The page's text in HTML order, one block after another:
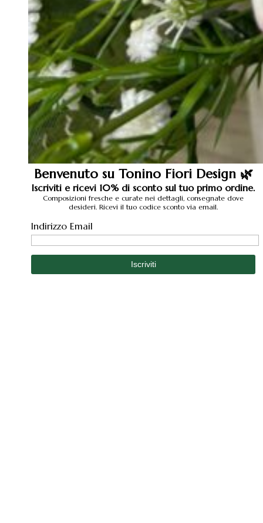
Benvenuto su Tonino Fiori Design 🌿
Iscriviti e ricevi 10% di sconto sul tuo primo ordine.
Composizioni fresche e curate nei dettagli, consegnate dove
desideri. Ricevi il tuo codice sconto via email.
Indirizzo Email